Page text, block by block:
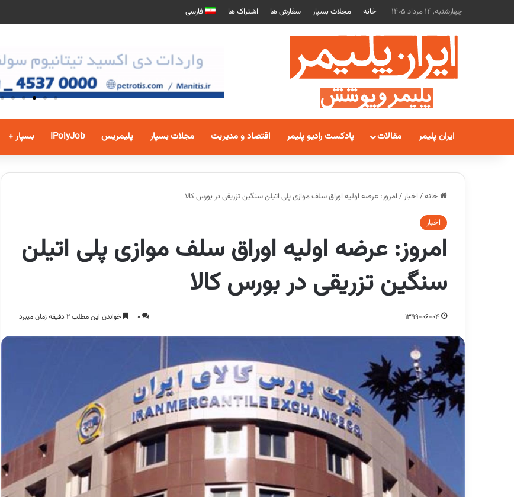
چهارشنبه, 14 مرداد 1405 خانه مجلات بسپار سفارش ها اشتراک ها فارسی
ایران پلیمر مقالات پادکست رادیو پلیمر اقتصاد و مدیریت مجلات بسپار پلیمریس IPolyJob بسپار +
خانه/ اخبار/ امروز: عرضه اولیه اوراق سلف موازی پلی اتیلن سنگین تزریقی در بورس کالا
اخبار
امروز: عرضه اولیه اوراق سلف موازی پلی اتیلن
سنگین تزریقی در بورس کالا
1399-06-04
0 خواندن این مطلب 2 دقیقه زمان میبرد